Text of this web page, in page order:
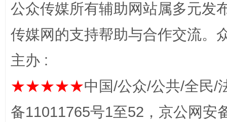
完善运行机制助力责任有效落实 一纸欠
公众传媒所有辅助网站属多元发
传媒网的支持帮助与合作交流。
主办 :
★★★★★中国/公众/公共/全民/
备11011765号1至52，京公网安